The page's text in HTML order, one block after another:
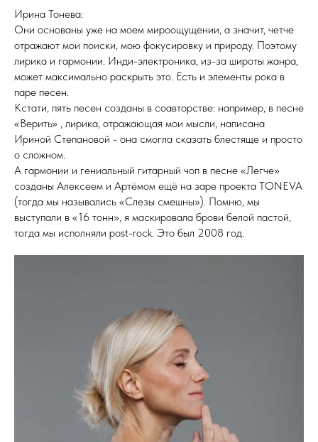
Ирина Тонева:
Они основаны уже на моем мироощущении, а значит, четче
отражают мои поиски, мою фокусировку и природу. Поэтому
лирика и гармонии. Инди-электроника, из-за широты жанра,
может максимально раскрыть это. Есть и элементы рока в
паре песен.
Кстати, пять песен созданы в соавторстве: например, в песне
«Верить» , лирика, отражающая мои мысли, написана
Ириной Степановой - она смогла сказать блестяще и просто
о сложном.
А гармонии и гениальный гитарный чоп в песне «Легче»
созданы Алексеем и Артёмом ещё на заре проекта TONEVA
(тогда мы назывались «Слезы смешны»). Помню, мы
выступали в «16 тонн», я маскировала брови белой пастой,
тогда мы исполняли post-rock. Это был 2008 год.